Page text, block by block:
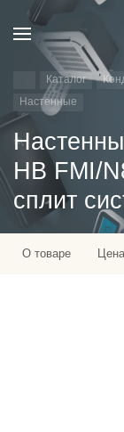
Каталог
Настенные
HB FMI/
сплит
О товаре